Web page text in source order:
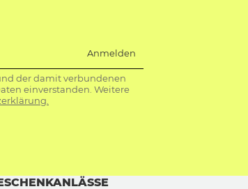
Anmelden
der damit verbundenen
einverstanden. Weitere